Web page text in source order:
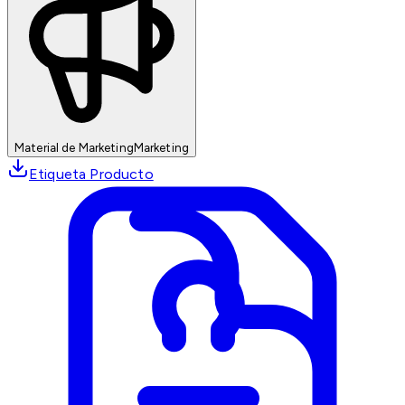
Material de MarketingMarketing
Etiqueta Producto